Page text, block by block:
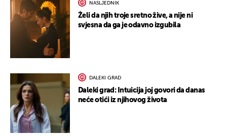
NASLJEDNIK
Želi da njih troje sretno žive, a nije ni
svjesna da ga je odavno izgubila
DALEKI GRAD
Daleki grad: Intuicija joj govori da danas
neće otići iz njihovog života